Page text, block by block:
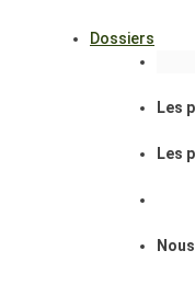
Dossiers
Les
Les